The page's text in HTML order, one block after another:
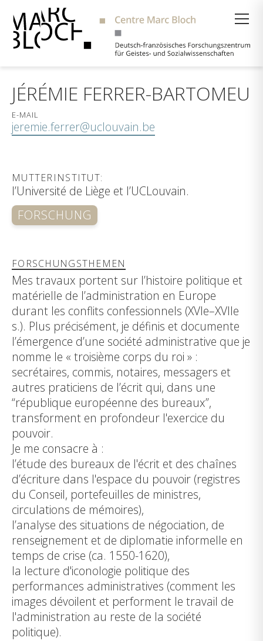
JÉRÉMIE FERRER-BARTOMEU
E-MAIL
jeremie.ferrer@uclouvain.be
MUTTERINSTITUT:
l’Université de Liège et l’UCLouvain.
FORSCHUNG
FORSCHUNGSTHEMEN
Mes travaux portent sur l’histoire politique et
matérielle de l’administration en Europe
durant les conflits confessionnels (XVIe–XVIIe
s.). Plus précisément, je définis et documente
l’émergence d’une société administrative que je
nomme le « troisième corps du roi » :
secrétaires, commis, notaires, messagers et
autres praticiens de l’écrit qui, dans une
“république européenne des bureaux”,
transforment en profondeur l'exercice du
pouvoir.
Je me consacre à :
l’étude des bureaux de l'écrit et des chaînes
d’écriture dans l'espace du pouvoir (registres
du Conseil, portefeuilles de ministres,
circulations de mémoires),
l’analyse des situations de négociation, de
renseignement et de diplomatie informelle en
temps de crise (ca. 1550-1620),
la lecture d'iconologie politique des
performances administratives (comment les
images dévoilent et performent le travail de
l'administration au reste de la société
politique).